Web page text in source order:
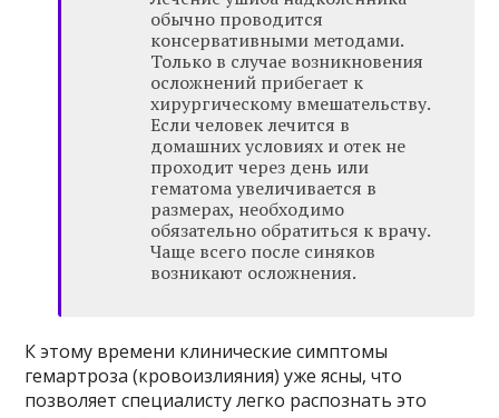
обычно проводится
консервативными методами.
Только в случае возникновения
осложнений прибегает к
хирургическому вмешательству.
Если человек лечится в
домашних условиях и отек не
проходит через день или
гематома увеличивается в
размерах, необходимо
обязательно обратиться к врачу.
Чаще всего после синяков
возникают осложнения.
К этому времени клинические симптомы
гемартроза (кровоизлияния) уже ясны, что
позволяет специалисту легко распознать это